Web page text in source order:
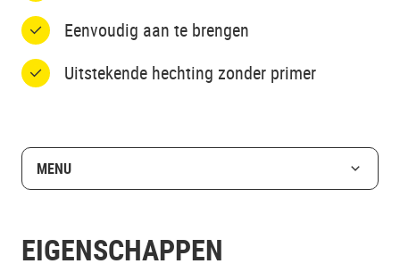
Eenvoudig aan te brengen
Uitstekende hechting zonder primer
MENU
EIGENSCHAPPEN